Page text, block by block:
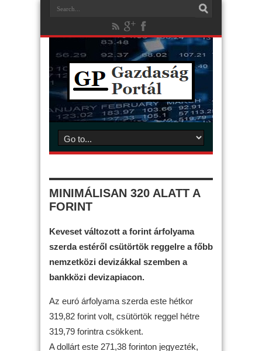
MINIMÁLISAN 320 ALATT A
FORINT
Keveset változott a forint árfolyama
szerda estéről csütörtök reggelre a főbb
nemzetközi devizákkal szemben a
bankközi devizapiacon.
Az euró árfolyama szerda este hétkor
319,82 forint volt, csütörtök reggel hétre
319,79 forintra csökkent.
A dollárt este 271,38 forinton jegyezték,